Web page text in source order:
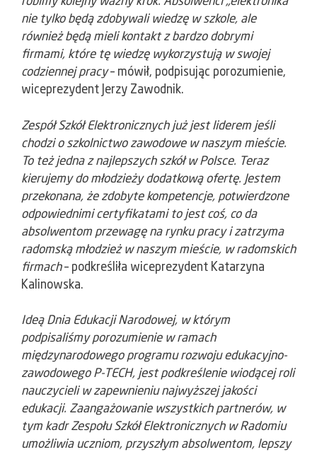
nie tylko będą zdobywali wiedzę w szkole, ale
również będą mieli kontakt z bardzo dobrymi
firmami, które tę wiedzę wykorzystują w swojej
codziennej pracy– mówił, podpisując porozumienie,
wiceprezydent Jerzy Zawodnik.
Zespół Szkół Elektronicznych już jest liderem jeśli
chodzi o szkolnictwo zawodowe w naszym mieście.
To też jedna z najlepszych szkół w Polsce. Teraz
kierujemy do młodzieży dodatkową ofertę. Jestem
przekonana, że zdobyte kompetencje, potwierdzone
odpowiednimi certyfikatami to jest coś, co da
absolwentom przewagę na rynku pracy i zatrzyma
radomską młodzież w naszym mieście, w radomskich
firmach– podkreśliła wiceprezydent Katarzyna
Kalinowska.
Ideą Dnia Edukacji Narodowej, w którym
podpisaliśmy porozumienie w ramach
międzynarodowego programu rozwoju edukacyjno-
zawodowego P-TECH, jest podkreślenie wiodącej roli
nauczycieli w zapewnieniu najwyższej jakości
edukacji. Zaangażowanie wszystkich partnerów, w
tym kadr Zespołu Szkół Elektronicznych w Radomiu
umożliwia uczniom, przyszłym absolwentom, lepszy